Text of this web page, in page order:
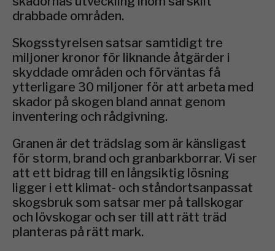
drabbade områden.
Skogsstyrelsen satsar samtidigt tre
miljoner kronor för liknande åtgärder i
skyddade områden och förväntas få
ytterligare 30 miljoner för att arbeta med
skador på skogen bland annat genom
inventering och rådgivning.
Granen är det trädslag som är känsligast
för storm, brand och granbarkborrar. Vi ser
att ett bidrag till en långsiktig lösning
ligger i ett klimat- och ståndortsanpassat
skogsbruk som satsar mer på tallskogar
och lövskogar och ser till att rätt träd
planteras på rätt mark.